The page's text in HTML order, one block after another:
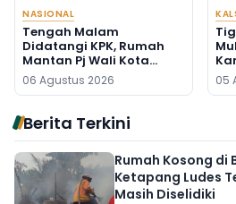
NASIONAL
Tengah Malam
Didatangi KPK, Rumah
Mantan Pj Wali Kota
Digeledah, Empat Koper
Dibawa
06 Agustus 2026 05
Berita Terkini
Rumah Kosong di
Ketapang Ludes
Masih Diselidiki